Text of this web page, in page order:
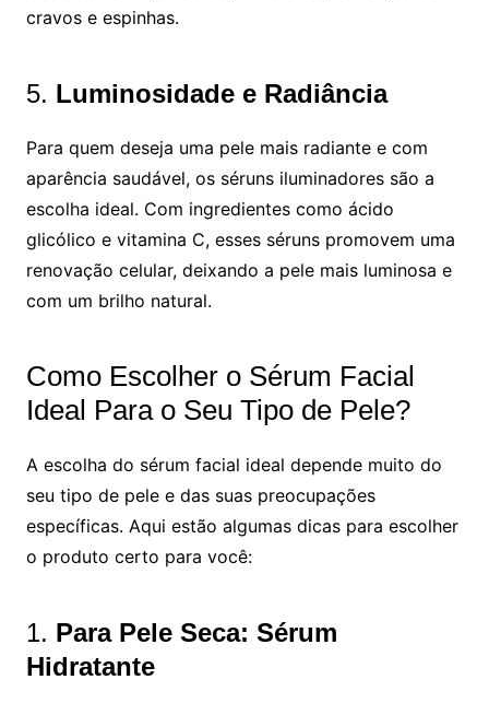
cravos e espinhas.
5. Luminosidade e Radiância
Para quem deseja uma pele mais radiante e com
aparência saudável, os séruns iluminadores são a
escolha ideal. Com ingredientes como ácido
glicólico e vitamina C, esses séruns promovem uma
renovação celular, deixando a pele mais luminosa e
com um brilho natural.
Como Escolher o Sérum Facial
Ideal Para o Seu Tipo de Pele?
A escolha do sérum facial ideal depende muito do
seu tipo de pele e das suas preocupações
específicas. Aqui estão algumas dicas para escolher
o produto certo para você:
1. Para Pele Seca: Sérum
Hidratante